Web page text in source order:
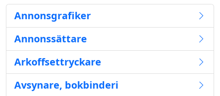
Annonsgrafiker
Annonssättare
Arkoffsettryckare
Avsynare, bokbinderi